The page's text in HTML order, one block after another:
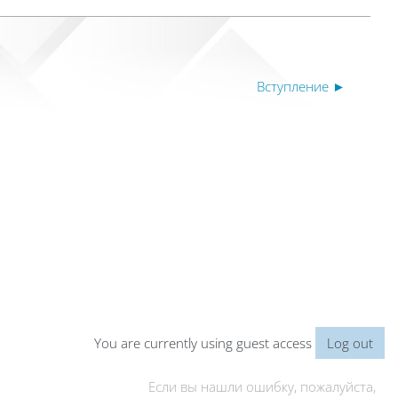
Вступление ►
You are currently using guest access Log out
Если вы нашли ошибку, пожалуйста,